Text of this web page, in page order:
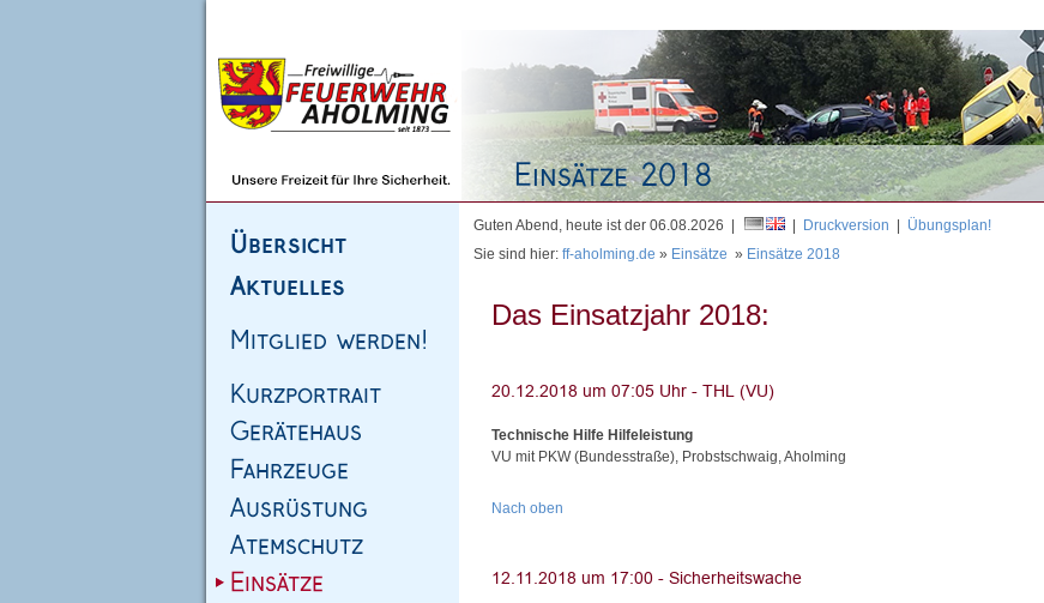
Guten Abend, heute ist der 06.08.2026 | Druckversion
Übungsplan!
Sie sind hier: ff-aholming.de » Einsätze » Einsätze 2018
Das Einsatzjahr 2018:
Technische Hilfe Hilfeleistung
VU mit PKW (Bundesstraße), Probstschwaig, Aholming
Nach oben